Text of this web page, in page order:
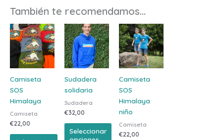
También te recomendamos…
Camiseta
SOS
Himalaya
Camiseta
€22,00
Este
producto
tiene
múltiples
Las
opciones
se
pueden
elegir
en
Sudadera
solidaria
Sudadera
€32,00
Seleccionar
Este
producto
tiene
múltiples
Las
opciones
se
pueden
elegir
en
Camiseta
SOS
Himalaya
niño
Camiseta
€22,00
Este
producto
tiene
múltiples
Las
opciones
se
pueden
elegir
en